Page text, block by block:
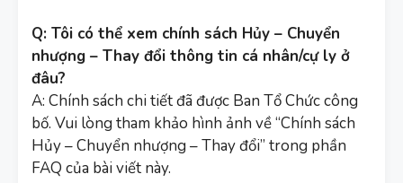
Q: Tôi có thể xem chính sách Hủy – Chuyển
nhượng – Thay đổi thông tin cá nhân/cự ly ở
đâu?
A: Chính sách chi tiết đã được Ban Tổ Chức công
bố. Vui lòng tham khảo hình ảnh về “Chính sách
Hủy – Chuyển nhượng – Thay đổi” trong phần
FAQ của bài viết này.